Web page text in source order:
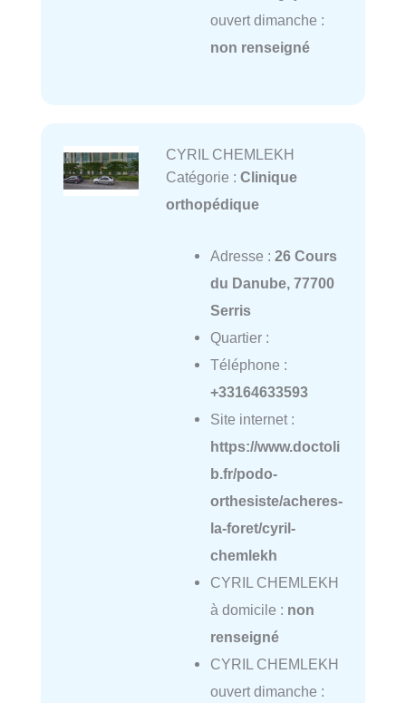
ouvert dimanche :
non renseigné
CYRIL CHEMLEKH
Catégorie : Clinique
orthopédique
Adresse : 26 Cours
du Danube, 77700
Serris
Quartier :
Téléphone :
+33164633593
Site internet :
https://www.doctoli
b.fr/podo-
orthesiste/acheres-
la-foret/cyril-
chemlekh
CYRIL CHEMLEKH
à domicile : non
renseigné
CYRIL CHEMLEKH
ouvert dimanche :